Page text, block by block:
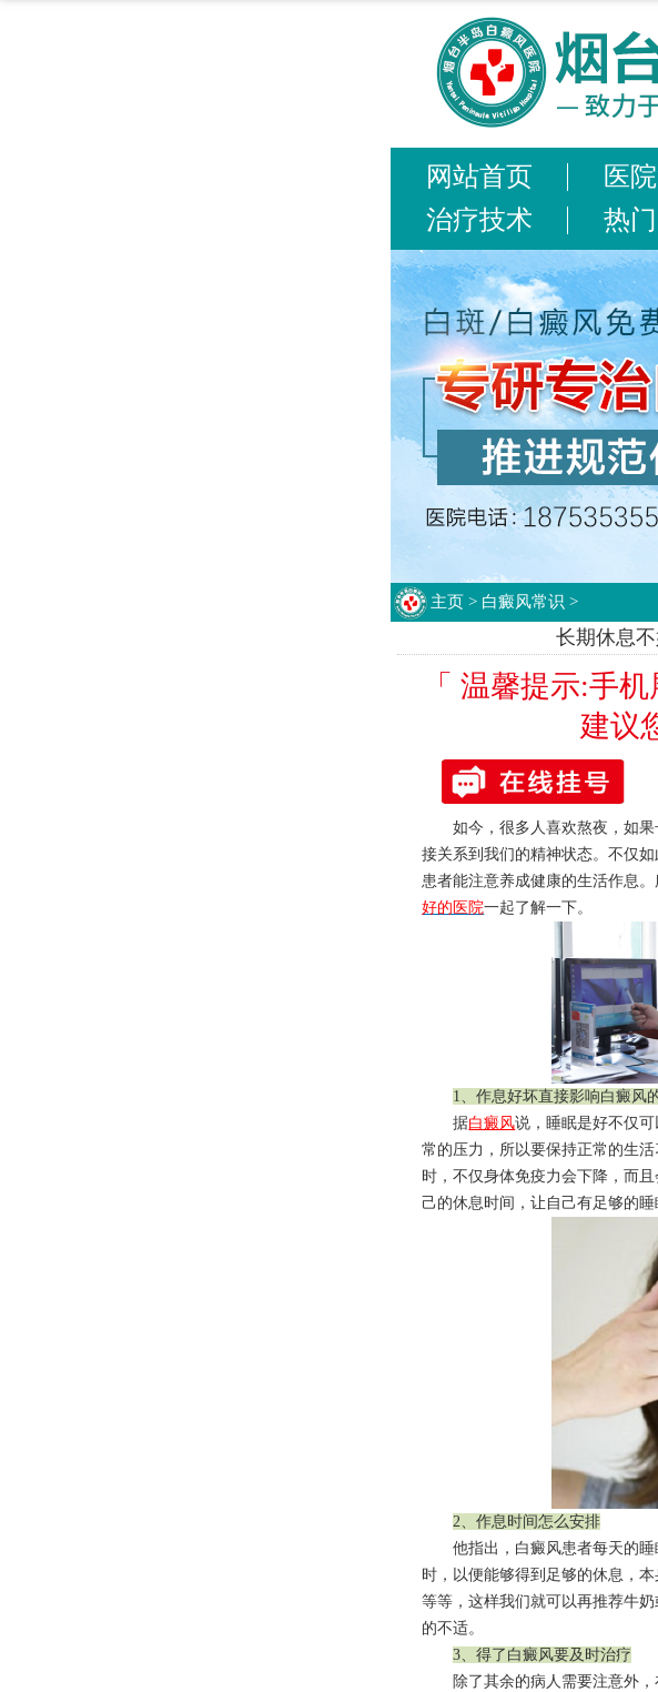
网站首页 医
治疗技术
热
主页 > 白癜风常识 >
长期休息
「 温馨提示:手
建议
如今，很多人喜欢熬夜，如果
接关系到我们的精神状态。不仅
患者能注意养成健康的生活作息
好的医院一起了解一下。
1、作息好坏直接影响白癜风
据白癜风说，睡眠是好不仅
常的压力，所以要保持正常的生
时，不仅身体免疫力会下降，而
己的休息时间，让自己有足够的
2、作息时间怎么安排
他指出，白癜风患者每天的睡
时，以便能够得到足够的休息，
等等，这样我们就可以再推荐牛
的不适。
3、得了白癜风要及时治疗
除了其余的病人需要注意外，